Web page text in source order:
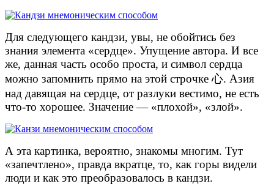
Для следующего кандзи, увы, не обойтись без
знания элемента «сердце». Упущение автора. И все
же, данная часть особо проста, и символ сердца
можно запомнить прямо на этой строчке 心. Азия
над давящая на сердце, от разлуки вестимо, не есть
что-то хорошее. Значение — «плохой», «злой».
А эта картинка, вероятно, знакомы многим. Тут
«запечтлено», правда вкратце, то, как горы видели
люди и как это преобразовалось в кандзи.